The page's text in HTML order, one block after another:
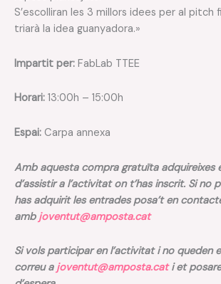
S’escolliran les 3 millors idees per al pitch
triarà la idea guanyadora.»
Impartit per: FabLab TTEE
Horari: 13:00h – 15:00h
Espai: Carpa annexa
Amb aquesta compra gratuïta adquireixes
d’assistir a l’activitat on t’has inscrit. Si no
has adquirit les entrades posa’t en
amb joventut@amposta.cat
Si vols participar en l’activitat i no queden
correu a joventut@amposta.cati et